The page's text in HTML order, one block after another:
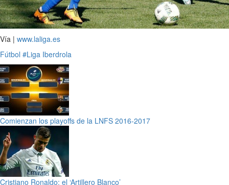
Vía | www.laliga.es
Fútbol #Liga Iberdrola
Comienzan los playoffs de la LNFS 2016-2017
Cristiano Ronaldo: el ‘Artillero Blanco’